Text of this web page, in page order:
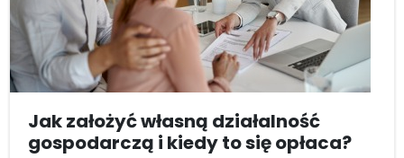
Jak założyć własną działalność
gospodarczą i kiedy to się opłaca?